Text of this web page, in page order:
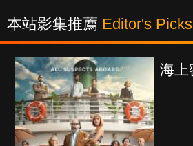
本站影集推薦 Editor's Picks
海上密室謀殺案